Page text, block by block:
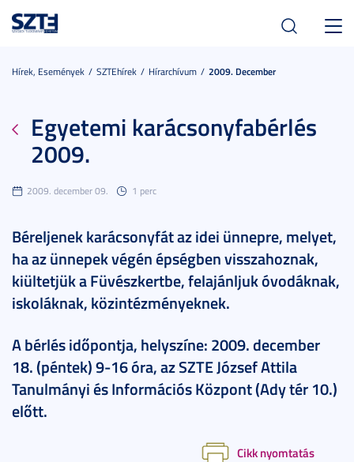
Hírek, Események SZTEhírek Hírarchívum 2009. December
Egyetemi karácsonyfabérlés
2009.
2009. december 09. 1 perc
Béreljenek karácsonyfát az idei ünnepre, melyet,
ha az ünnepek végén épségben visszahoznak,
kiültetjük a Füvészkertbe, felajánljuk óvodáknak,
iskoláknak, közintézményeknek.
A bérlés időpontja, helyszíne: 2009. december
18. (péntek) 9-16 óra, az SZTE József Attila
Tanulmányi és Információs Központ (Ady tér 10.)
előtt.
Cikk nyomtatás